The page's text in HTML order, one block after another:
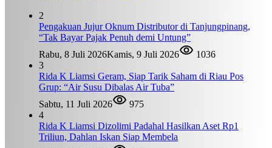
2
Pengakuan Jujur Oknum Distributor di Tanjungpinang,
“Tak Bayar Pajak Penuh demi Untung”
Rabu, 8 Juli 2026Kamis, 9 Juli 2026
1036
3
Rida K Liamsi Geram, Siap Tarik Saham di Riau Pos
Grup: “Air Susu Dibalas Air Tuba”
Sabtu, 11 Juli 2026
975
4
Rida K Liamsi Dizolimi Padahal Hasilkan Aset Rp1
Triliun, Dahlan Iskan Siap Membela